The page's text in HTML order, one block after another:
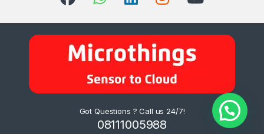
Got Questions ? Call us 24/7!
08111005988